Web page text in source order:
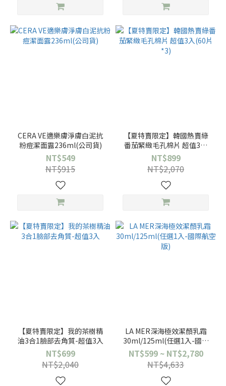
CERA VE適樂膚淨膚白泥抗
粉痘潔面露236ml(公司貨)
NT$549
NT$915
【夏特賣限定】韓國熱賣綠
番茄緊緻毛孔棉片 超值3入
(60片*3)
NT$899
NT$2,070
【夏特賣限定】我的茶樹精
油3合1臉部去角質-超值3入
NT$699
NT$2,040
LA MER深海極效潔顏乳霜
30ml/125ml(任選1入-國際
航空版)
NT$599 ~ NT$2,780
NT$4,633